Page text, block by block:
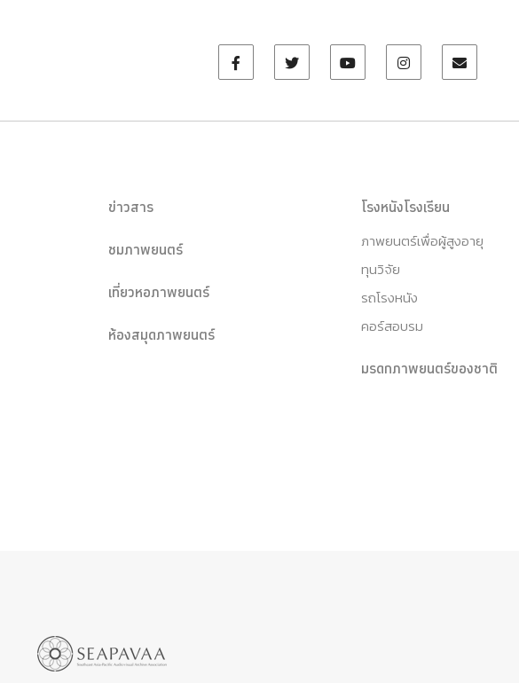
ข่าวสาร
ชมภาพยนตร์
เที่ยวหอภาพยนตร์
ห้องสมุดภาพยนตร์
โรงหนังโรงเรียน
ภาพยนตร์เพื่อผู้สูงอายุ
ทุนวิจัย
รถโรงหนัง
คอร์สอบรม
มรดกภาพยนตร์ของชาติ